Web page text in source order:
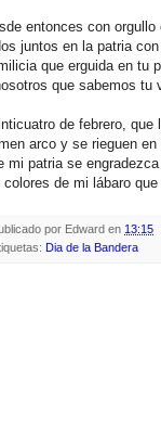
entonces con orgullo
juntos en la patria con
que erguida en tu
que sabemos tu
de febrero, que
arco y se rieguen en
mi patria se
colores de mi lábaro
por Edward en 13:15
Dia de la Bandera